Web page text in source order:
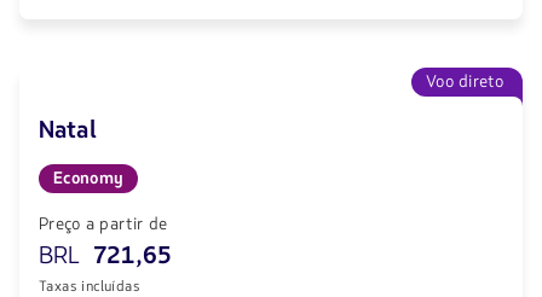
Voo direto
Natal
Economy
Preço a partir de
BRL 721,65
Taxas incluídas